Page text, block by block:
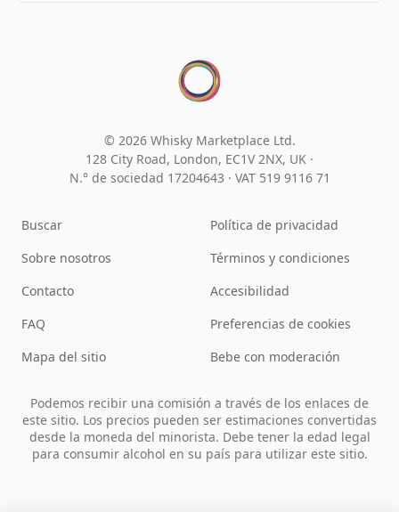
© 2026 Whisky Marketplace Ltd.
128 City Road, London, EC1V 2NX, UK ·
N.° de sociedad 17204643 · VAT 519 9116 71
Buscar
Sobre nosotros
Contacto
FAQ
Mapa del sitio
Política de privacidad
Términos y condiciones
Accesibilidad
Preferencias de cookies
Bebe con moderación
Podemos recibir una comisión a través de los enlaces de
este sitio. Los precios pueden ser estimaciones convertidas
desde la moneda del minorista. Debe tener la edad legal
para consumir alcohol en su país para utilizar este sitio.